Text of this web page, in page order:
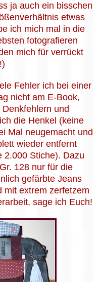
ja auch ein bisschen
etwas
ich mich mal in die
fotografieren
mich für verrückt
Fehler ich bei einer
nicht am E-Book,
und
die Henkel (keine
Mal neugemacht und
wieder entfernt
2.000 Stiche). Dazu
128 nur für die
gefärbte Jeans
mit extrem zerfetzem
sage ich Euch!